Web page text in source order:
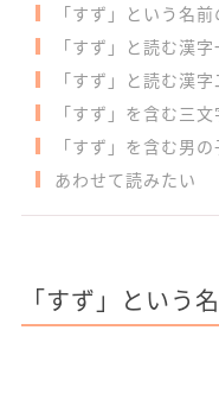
「すず」という名
「すず」と読む漢
「すず」と読む漢
「すず」を含む三
「すず」を含む男
あわせて読みたい
「すず」という